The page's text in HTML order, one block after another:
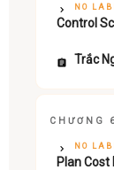
NO
Control
Trắc
CHƯƠNG
NO
Plan